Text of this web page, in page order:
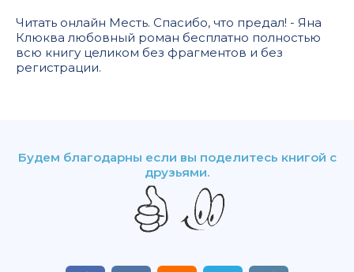
Читать онлайн Месть. Спасибо, что предал! - Яна
Клюква любовный роман бесплатно полностью
всю книгу целиком без фрагментов и без
регистрации.
Будем благодарны если вы поделитесь книгой с
друзьями.